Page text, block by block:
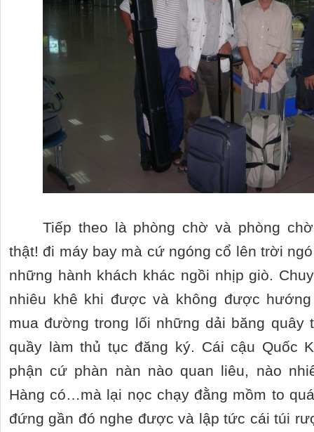
Tiếp theo là phòng chờ và phòng
thật! đi máy bay mà cứ ngóng cổ lên trời
những hành khách khác ngồi nhịp giò.
nhiêu khê khi được và không được
mua đường trong lối những dải băng quây
quầy làm thủ tục đăng ký. Cái cậu Quốc
phận cứ phàn nàn nào quan liêu, nào
Hàng có…mà lại nọc chạy đằng mồm to
đứng gần đó nghe được và lập tức cái túi